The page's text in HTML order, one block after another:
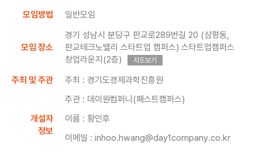
모임방법
일반모임
모임 장소
경기 성남시 분당구 판교로289번길 20 (삼평동,
판교테크노밸리 스타트업 캠퍼스) 스타트업캠퍼스
창업라운지(2층)
지도보기
주최 및 주관
주최 : 경기도경제과학진흥원
주관 : 데이원컴퍼니(패스트캠퍼스)
개설자
정보
이름 : 황인후
이메일 : inhoo.hwang@day1company.co.kr